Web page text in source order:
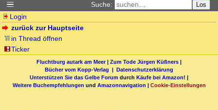
Suche: Los
Login
zurück zur Hauptseite
in Thread öffnen
Ticker
Fluchtburg autark am Meer| Zum Tode Jürgen Küßners |
Bücher vom Kopp-Verlag | Datenschutzerklärung
Unterstützen Sie das Gelbe Forum durch Käufe bei Amazon! |
Weitere Buchempfehlungen und Amazonnavigation | Cookie-Einstellungen